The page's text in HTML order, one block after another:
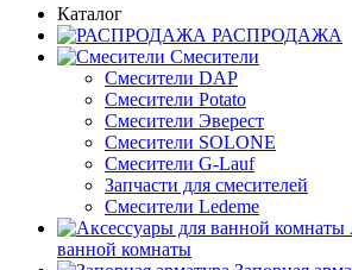
Каталог
РАСПРОДАЖА
Смесители
Смесители DAP
Смесители Potato
Смесители Эверест
Смесители SOLONE
Смесители G-Lauf
Запчасти для смесителей
Смесители Ledeme
ванной комнаты